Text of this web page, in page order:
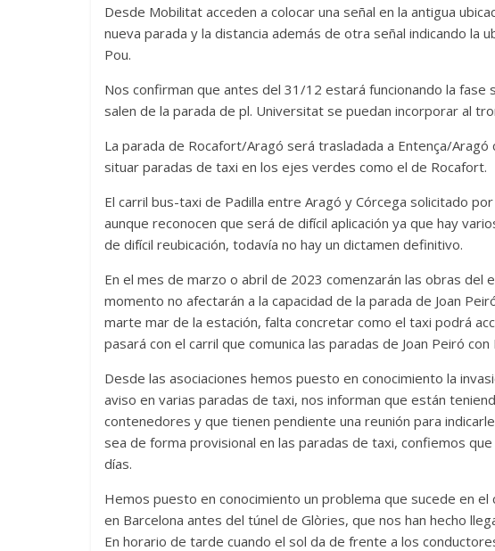
Desde Mobilitat acceden a colocar una señal en la antigua
nueva parada y la distancia además de otra señal indicando la
Pou.
Nos confirman que antes del 31/12 estará funcionando la fase
salen de la parada de pl. Universitat se puedan incorporar al
La parada de Rocafort/Aragó será trasladada a Entença/
situar paradas de taxi en los ejes verdes como el de Rocafort.
El carril bus-taxi de Padilla entre Aragó y Córcega solicitado
aunque reconocen que será de difícil aplicación ya que hay
de difícil reubicación, todavía no hay un dictamen definitivo.
En el mes de marzo o abril de 2023 comenzarán las obras
momento no afectarán a la capacidad de la parada de Joan
marte mar de la estación, falta concretar como el taxi podrá
pasará con el carril que comunica las paradas de Joan Peiró con
Desde las asociaciones hemos puesto en conocimiento la
aviso en varias paradas de taxi, nos informan que están
contenedores y que tienen pendiente una reunión para
sea de forma provisional en las paradas de taxi, confiemos
días.
Hemos puesto en conocimiento un problema que sucede en
en Barcelona antes del túnel de Glòries, que nos han hecho
En horario de tarde cuando el sol da de frente a los